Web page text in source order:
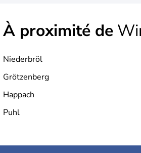
À proximité de
Niederbröl
Grötzenberg
Happach
Puhl